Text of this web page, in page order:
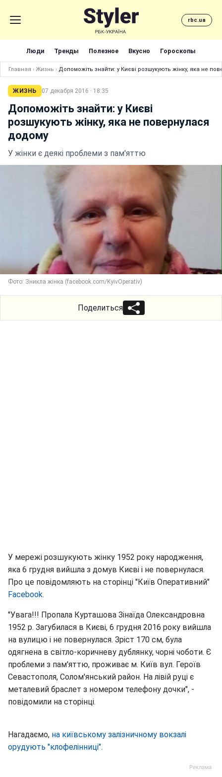
rbc.ua
Люди Тренды Полезное Вкусно Гороскопы
Главная › Жизнь › Допоможіть знайти: у Києві розшукують жінку, яка не
ЖИЗНЬ 07 декабря 2016 · 18:35
Допоможіть знайти: у Києві
розшукують жінку, яка не повернулася
додому
У жінки є деякі проблеми з пам'яттю
Фото: Зникла жінка (facebook.com/KyivOperativ)
Поделиться
У мережі розшукують жінку 1952 року народження,
яка 6 грудня вийшла з домув Києві і не повернулася.
Про це повідомляють на сторінці "Київ Оперативний"
Facebook.
"Увага!!! Пропала Курташова Зінаїда Олександровна
1952 р. Загубилася в Києві, 6 грудня 2016 року вийшла
на вулицю і не повернулася. Зріст 170 см, була
одягнена в світло-коричневу дублянку, чорні чоботи. Є
проблеми з пам'яттю, проживає м. Київ вул. Героїв
Севастополя, Солом'янський район. На лівій руці є
металевий браслет з номером телефону дочки", -
повідомили на сторінці.
Нагадаємо, на київському залізничному вокзалі
орудують "клофелінниці".